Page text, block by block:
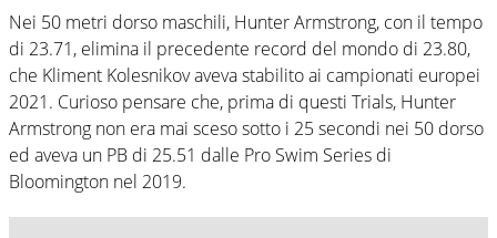
Nei 50 metri dorso maschili, Hunter Armstrong, con il tempo
di 23.71, elimina il precedente record del mondo di 23.80,
che Kliment Kolesnikov aveva stabilito ai campionati europei
2021. Curioso pensare che, prima di questi Trials, Hunter
Armstrong non era mai sceso sotto i 25 secondi nei 50 dorso
ed aveva un PB di 25.51 dalle Pro Swim Series di
Bloomington nel 2019.